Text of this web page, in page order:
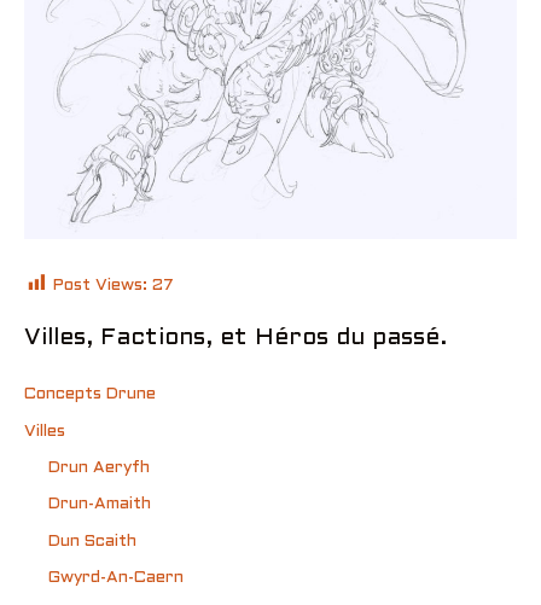
Post Views: 27
Villes, Factions, et Héros du passé.
Concepts Drune
Villes
Drun Aeryfh
Drun-Amaith
Dun Scaith
Gwyrd-An-Caern